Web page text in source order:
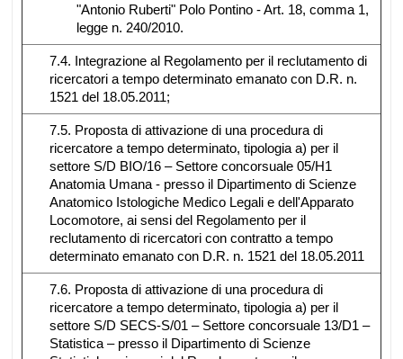
"Antonio Ruberti" Polo Pontino - Art. 18, comma 1,
legge n. 240/2010.
7.4. Integrazione al Regolamento per il reclutamento di
ricercatori a tempo determinato emanato con D.R. n.
1521 del 18.05.2011;
7.5. Proposta di attivazione di una procedura di
ricercatore a tempo determinato, tipologia a) per il
settore S/D BIO/16 – Settore concorsuale 05/H1
Anatomia Umana - presso il Dipartimento di Scienze
Anatomico Istologiche Medico Legali e dell'Apparato
Locomotore, ai sensi del Regolamento per il
reclutamento di ricercatori con contratto a tempo
determinato emanato con D.R. n. 1521 del 18.05.2011
7.6. Proposta di attivazione di una procedura di
ricercatore a tempo determinato, tipologia a) per il
settore S/D SECS-S/01 – Settore concorsuale 13/D1 –
Statistica – presso il Dipartimento di Scienze